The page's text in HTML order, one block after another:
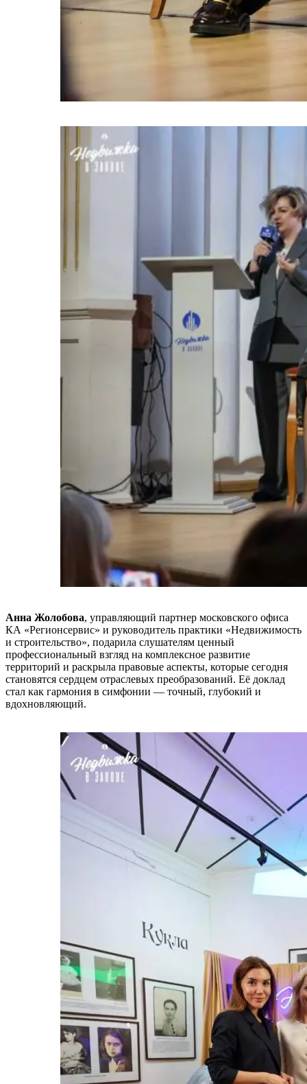
Анна Жолобова, управляющий партнер московского офиса
КА «Регионсервис» и руководитель практики «Недвижимость
и строительство», подарила слушателям ценный
профессиональный взгляд на комплексное развитие
территорий и раскрыла правовые аспекты, которые сегодня
становятся сердцем отраслевых преобразований. Её доклад
стал как гармония в симфонии — точный, глубокий и
вдохновляющий.